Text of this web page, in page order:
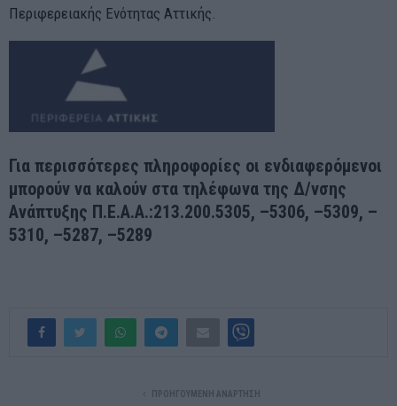
Περιφερειακής Ενότητας Αττικής.
Για περισσότερες πληροφορίες οι ενδιαφερόμενοι
μπορούν να καλούν στα τηλέφωνα της Δ/νσης
Ανάπτυξης Π.Ε.Α.Α.:213.200.5305, –5306, –5309, –
5310, –5287, –5289
ΠΡΟΗΓΟΎΜΕΝΗ ΑΝΆΡΤΗΣΗ